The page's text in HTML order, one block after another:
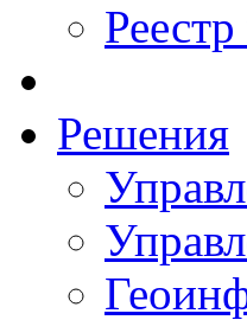
Решения